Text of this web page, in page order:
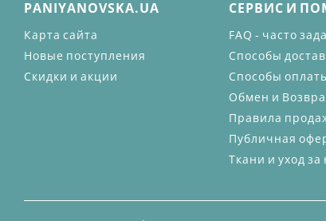
PANIYANOVSKA.UA
Карта сайта
Новые поступления
Скидки и акции
СЕРВИС И
FAQ - часто
Способы
Способы
Обмен и
Правила
Публичная
Ткани и уход